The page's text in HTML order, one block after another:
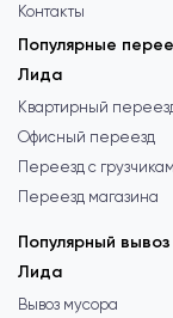
Контакты
Популярные
Лида
Квартирный
Офисный переезд
Переезд с
Переезд магазина
Популярный
Лида
Вывоз мусора